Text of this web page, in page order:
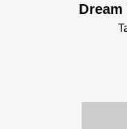
Dream